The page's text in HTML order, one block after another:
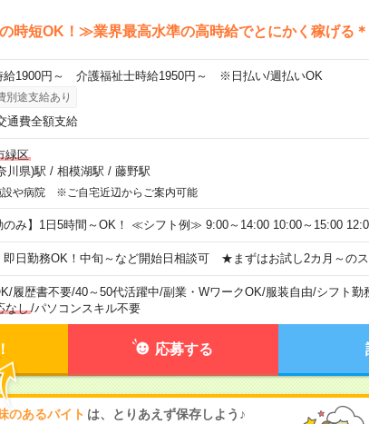
時短OK！≫業界最高水準の高時給でとにかく稼げる＊
給1900円～ 介護福祉士時給1950円～ ※日払い/週払いOK
別途支給あり
通費全額支給
緑区
川県)駅 / 相模湖駅 / 藤野駅
設や病院 ※ご自宅近辺からご案内可能
み】1日5時間～OK！ ≪シフト例≫ 9:00～14:00 10:00～15:00
即日勤務OK！中旬～など開始日相談可 ★まずはお試し2カ月～のス
/履歴書不要/40～50代活躍中/副業・WワークOK/服装自由/シフト勤
なし/パソコンスキル不要
応募する
のあるバイト は、とりあえず保存しよう♪